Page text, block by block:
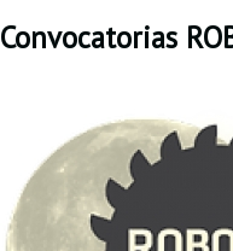
Convocatorias